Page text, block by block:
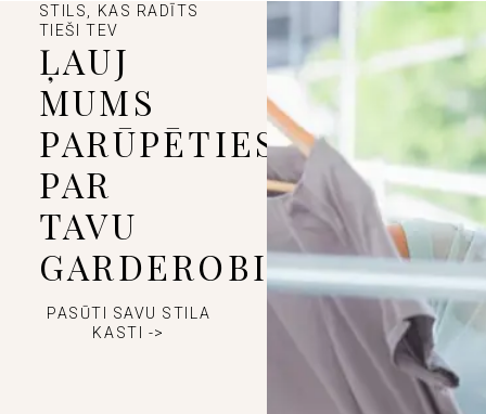
STILS, KAS RADĪTS
TIEŠI TEV
ĻAUJ
MUMS
PARŪPĒTIES
PAR
TAVU
GARDEROBI
PASŪTI SAVU STILA
KASTI ->